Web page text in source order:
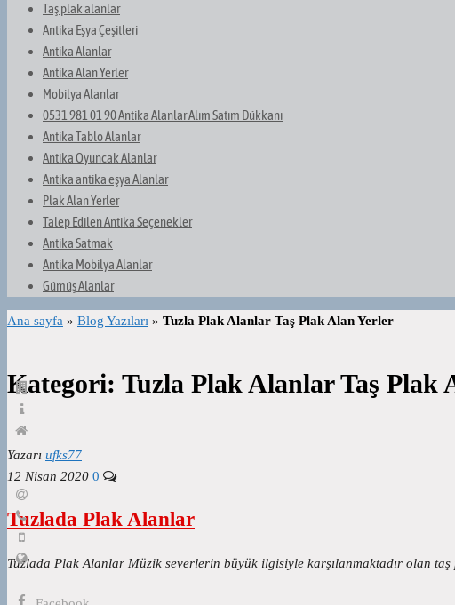
Taş plak alanlar
Antika Eşya Çeşitleri
Antika Alanlar
Antika Alan Yerler
Mobilya Alanlar
0531 981 01 90 Antika Alanlar Alım Satım Dükkanı
Antika Tablo Alanlar
Antika Oyuncak Alanlar
Antika antika eşya Alanlar
Plak Alan Yerler
Talep Edilen Antika Seçenekler
Antika Satmak
Antika Mobilya Alanlar
Gümüş Alanlar
Ana sayfa » Blog Yazıları » Tuzla Plak Alanlar Taş Plak Alan Yerler
Kategori: Tuzla Plak Alanlar Taş Plak
Yazarı ufks77
12 Nisan 2020 0
Tuzlada Plak Alanlar
Tuzlada Plak Alanlar Müzik severlerin büyük ilgisiyle karşılanmaktadır olan